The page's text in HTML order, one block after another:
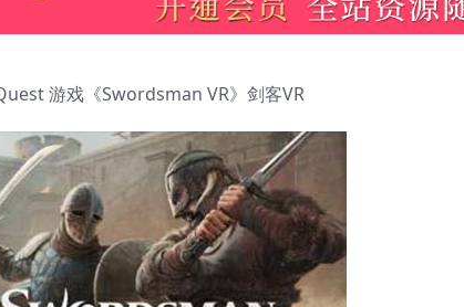
游戏《Swordsman VR》剑客VR